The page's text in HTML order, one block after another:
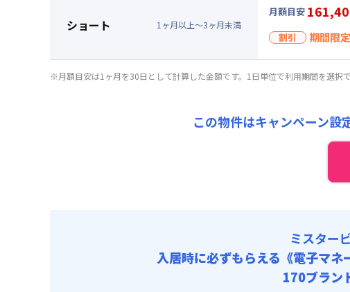
▼ロング 利用時
賃料 : 105,000円
光熱費他 :
清掃料他 :
管理費
契約事務手数料 :
入居開始日
キャンペーン価
▼ミドル利用時
賃料 :
108,000
光熱費他 :
ショート 1 ヶ月以上～3ヶ月未満
月額目安
割引 期間限
割引
★即
キャンペーン
利用
月額賃料目安
111,000
その他費用 :
管理費:
初期費用
※月額目安は1ヶ月を30日として計算した金額です。1日単位で利用期間を選択
この物件はキャンペーン設
ミスター
入居時に必ずもらえる 《電子マ
170ブラン